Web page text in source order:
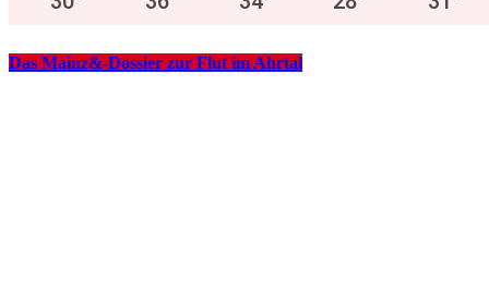
Das Mainz&-Dossier zur Flut im Ahrtal